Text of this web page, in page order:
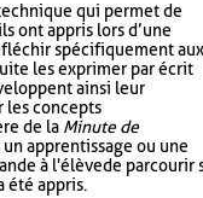
qui permet de
ont appris lors d’une
spécifiquement aux
les exprimer par écrit
ainsi leur
les concepts
de la Minute de
apprentissage ou une
à l'élève de parcourir
été appris.